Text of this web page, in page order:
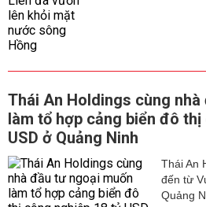
Thái An Holdings cùng
làm tổ hợp cảng biển đô
USD ở Quảng Ninh
Thái An
đến từ
Quảng